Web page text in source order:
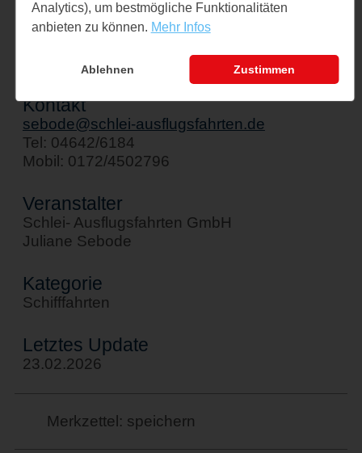
Am Hafen 1
24376 Kappeln
Kontakt
sebode@schlei-ausflugsfahrten.de
Tel: 04642/6184
Mobil: 0172/4502796
Veranstalter
Schlei- Ausflugsfahrten GmbH
Juliane Sebode
Kategorie
Schifffahrten
Letztes Update
23.02.2026
Merkzettel: speichern
Analytics), um bestmögliche Funktionalitäten
anbieten zu können. Mehr Infos
Ablehnen Zustimmen